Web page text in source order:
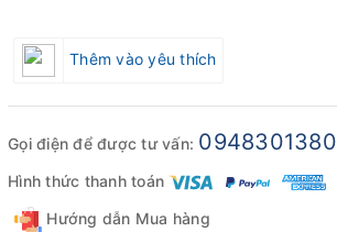
Thêm vào yêu thích
Gọi điện để được tư vấn: 0948301380
Hình thức thanh toán
Hướng dẫn Mua hàng